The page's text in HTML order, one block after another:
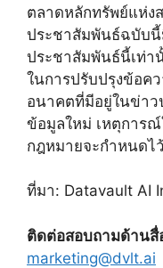
ตลาดหลักทรัพย์แห่ง
ประชาสัมพันธ์ฉบับ
ประชาสัมพันธ์นี้เท่า
ในการปรับปรุงข้อค
อนาคตที่มีอยู่ในข่า
ข้อมูลใหม่ เหตุการ
กฎหมายจะกำหนดไ
ที่มา: Datavault AI
ติดต่อสอบถามด้านสื่
marketing@dvlt.ai